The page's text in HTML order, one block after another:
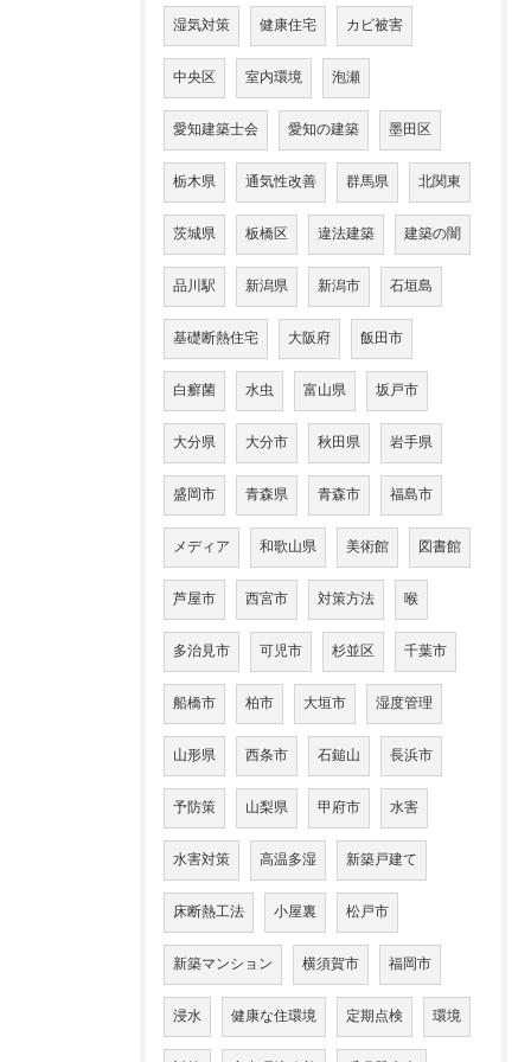
湿気対策 健康住宅 カビ被害
中央区 室内環境 泡瀬
愛知建築士会 愛知の建築 墨田区
栃木県 通気性改善 群馬県 北関東
茨城県 板橋区 違法建築 建築の闇
品川駅 新潟県 新潟市 石垣島
基礎断熱住宅 大阪府 飯田市
白癬菌 水虫 富山県 坂戸市
大分県 大分市 秋田県 岩手県
盛岡市 青森県 青森市 福島市
メディア 和歌山県 美術館 図書館
芦屋市 西宮市 対策方法 喉
多治見市 可児市 杉並区 千葉市
船橋市 柏市 大垣市 湿度管理
山形県 西条市 石鎚山 長浜市
予防策 山梨県 甲府市 水害
水害対策 高温多湿 新築戸建て
床断熱工法 小屋裏 松戸市
新築マンション 横須賀市 福岡市
浸水 健康な住環境 定期点検 環境